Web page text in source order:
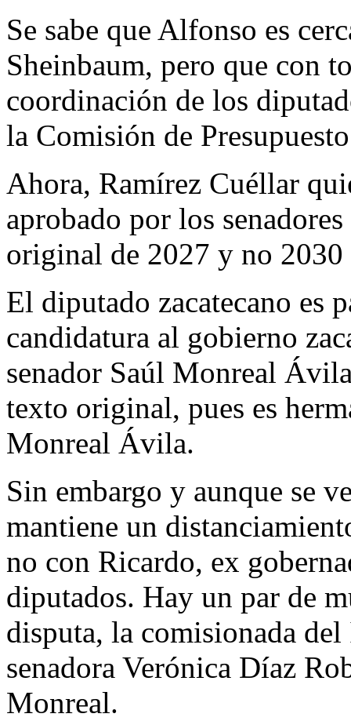
Se sabe que Alfonso es
Sheinbaum, pero que con
coordinación de los
la Comisión de
Ahora, Ramírez Cuéllar
aprobado por los
original de 2027 y no
El diputado zacatecano es
candidatura al gobierno
senador Saúl Monreal
texto original, pues es
Monreal Ávila.
Sin embargo y aunque se
mantiene un
no con Ricardo, ex
diputados. Hay un par de
disputa, la comisionada
senadora Verónica Díaz
Monreal.